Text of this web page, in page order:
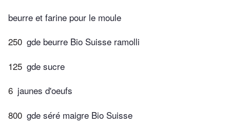
beurre et farine pour le moule
250 gde beurre Bio Suisse ramolli
125 gde sucre
6 jaunes d'oeufs
800 gde séré maigre Bio Suisse